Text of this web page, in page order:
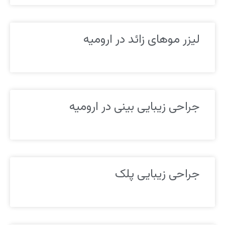
لیزر موهای زائد در ارومیه
جراحی زیبایی بینی در ارومیه
جراحی زیبایی پلک